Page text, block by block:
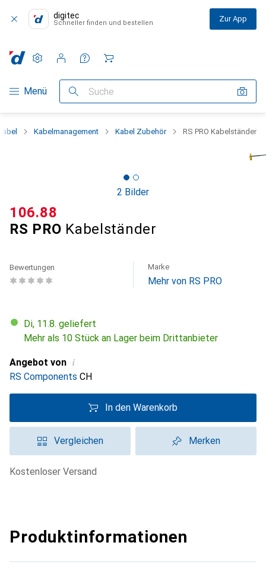
digitec
Schneller finden und bestellen Zur App
Navigation nach Kategorien
Menü Suche
Einstellungen
Kundenkonto
Vergleichslisten
Merklisten
Warenkorb
Kabelmanagement Kabel Zubehör RS PRO Kabelständer
2 Bilder
RS PRO Kabelständer
CHF
106.88
Bewertungen Marke
Mehr von RS PRO
Di, 11.8. geliefert
Mehr als 10 Stück an Lager beim Drittanbieter
Angebot von i
RS Components CH
In den Warenkorb
Vergleichen Merken
kostenloser Versand
Produktinformationen